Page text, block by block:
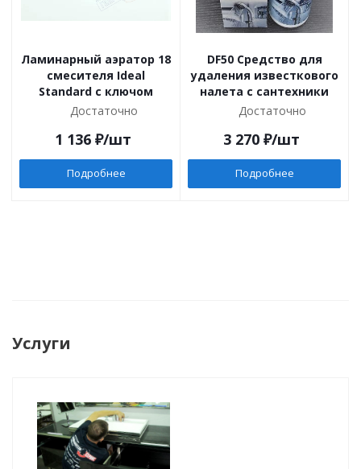
Ламинарный аэратор 18
смесителя Ideal
Standard с ключом
Достаточно
1 136 ₽/шт
Подробнее
DF50 Cредство для
удаления известкового
налета с сантехники
Достаточно
3 270 ₽/шт
Подробнее
Услуги